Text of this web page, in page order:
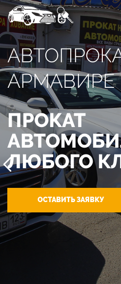
АРМАВИРЕ
ПРОКАТ
ЛЮБОГО
ОСТАВИТЬ ЗАЯВКУ